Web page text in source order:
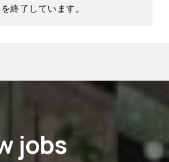
終了しています。
jobs